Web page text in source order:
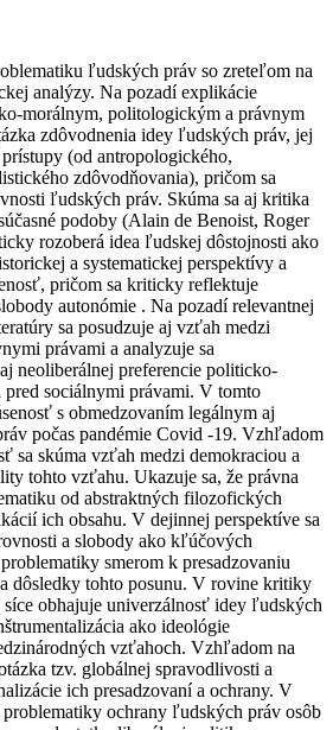
ľudských práv so zreteľom na
analýzy. Na pozadí explikácie
morálnym, politologickým a právnym
zdôvodnenia idey ľudských práv, jej
(od antropologického,
zdôvodňovania), pričom sa
ľudských práv. Skúma sa aj kritika
podoby (Alain de Benoist, Roger
rozoberá idea ľudskej dôstojnosti ako
a systematickej perspektívy a
pričom sa kriticky reflektuje
autonómie . Na pozadí relevantnej
sa posudzuje aj vzťah medzi
právami a analyzuje sa
neoliberálnej preferencie politicko-
sociálnymi právami. V tomto
s obmedzovaním legálnym aj
počas pandémie Covid -19. Vzhľadom
sa skúma vzťah medzi demokraciou a
tohto vzťahu. Ukazuje sa, že právna
od abstraktných filozofických
ich obsahu. V dejinnej perspektíve sa
a slobody ako kľúčových
smerom k presadzovaniu
dôsledky tohto posunu. V rovine kritiky
obhajuje univerzálnosť idey ľudských
ako ideológie
vzťahoch. Vzhľadom na
tzv. globálnej spravodlivosti a
ich presadzovaní a ochrany. V
problematiky ochrany ľudských práv osôb